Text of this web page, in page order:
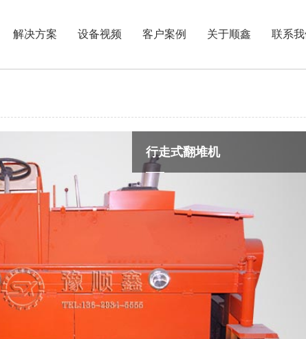
解决方案 设备视频 客户案例 关于顺鑫 联系
行走式翻堆机